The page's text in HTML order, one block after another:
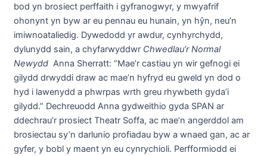
bod yn brosiect perffaith i gyfranogwyr, y mwyafrif
ohonynt yn byw ar eu pennau eu hunain, yn hŷn, neu’n
imiwnoataliedig. Dywedodd yr awdur, cynhyrchydd,
dylunydd sain, a chyfarwyddwr Chwedlau’r Normal
NewyddAnna Sherratt: “Mae’r castiau yn wir gefnogi ei
gilydd drwyddi draw ac mae’n hyfryd eu gweld yn dod o
hyd i lawenydd a phwrpas wrth greu rhywbeth gyda’i
gilydd.” Dechreuodd Anna gydweithio gyda SPAN ar
ddechrau’r prosiect Theatr Soffa, ac mae’n angerddol am
brosiectau sy’n darlunio profiadau byw a wnaed gan, ac ar
gyfer, y bobl y maent yn eu cynrychioli. Perfformiodd ei